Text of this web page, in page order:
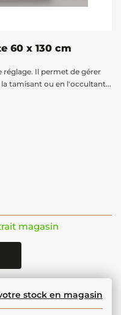
60 x 130 cm
réglage. Il permet de gérer
tamisant ou en l'occultant...
magasin
stock en magasin